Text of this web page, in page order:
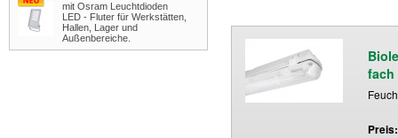
mit Osram Leuchtdioden
LED - Fluter für Werkstätten,
Hallen, Lager und
Außenbereiche.
fach